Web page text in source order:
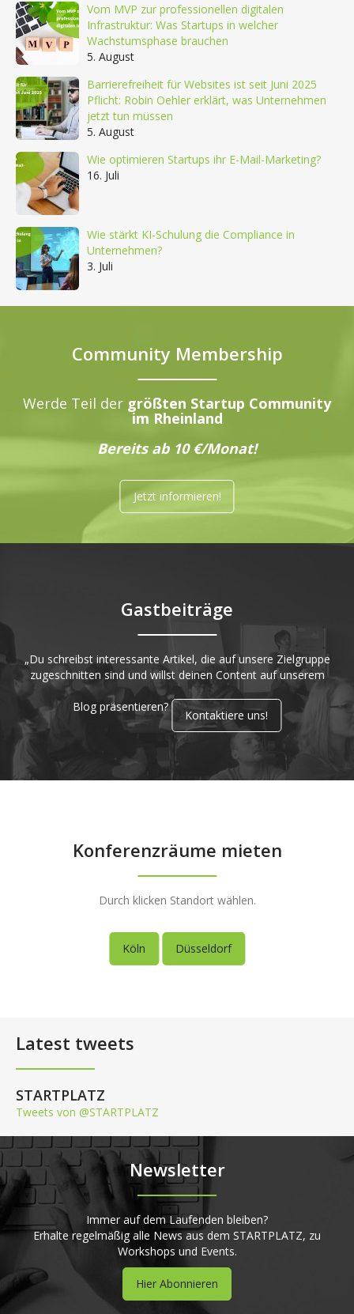
Vom MVP zur professionellen digitalen
Infrastruktur: Was Startups in welcher
Wachstumsphase brauchen
5. August
Barrierefreiheit für Websites ist seit Juni 2025
Pflicht: Robin Oehler erklärt, was Unternehmen
jetzt tun müssen
5. August
Wie optimieren Startups ihr E-Mail-Marketing?
16. Juli
Wie stärkt KI-Schulung die Compliance in
Unternehmen?
3. Juli
Community Membership
Werde Teil der größten Startup Community
im Rheinland
Bereits ab 10 €/Monat!
Jetzt informieren!
Gastbeiträge
„Du schreibst interessante Artikel, die auf unsere Zielgruppe
zugeschnitten sind und willst deinen Content auf unserem
Blog präsentieren?
Kontaktiere uns!
Konferenzräume mieten
Durch klicken Standort wählen.
Köln Düsseldorf
Latest tweets
STARTPLATZ
Tweets von @STARTPLATZ
Newsletter
Immer auf dem Laufenden bleiben?
Erhalte regelmäßig alle News aus dem STARTPLATZ, zu
Workshops und Events.
Hier Abonnieren